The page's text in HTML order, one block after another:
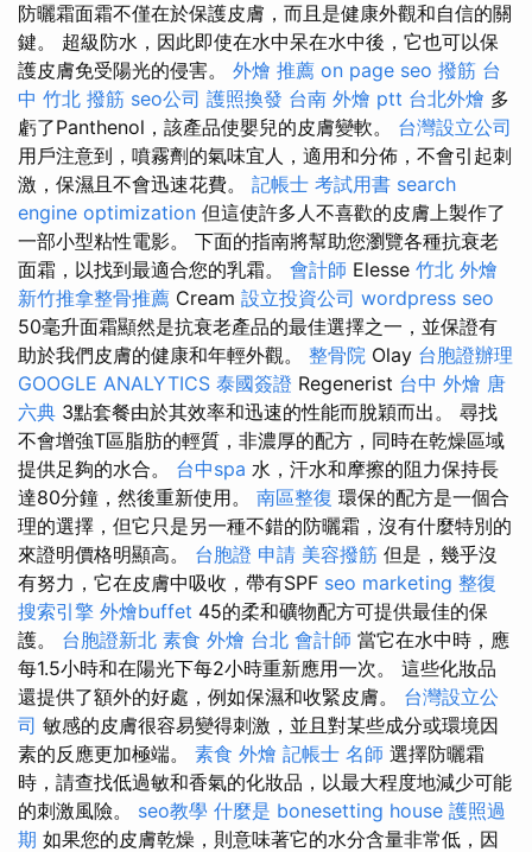
防曬霜面霜不僅在於保護皮膚，而且是健康外觀和自信的關
鍵。 超級防水，因此即使在水中呆在水中後，它也可以保
護皮膚免受陽光的侵害。 外燴 推薦 on page seo 撥筋 台
中 竹北 撥筋 seo公司 護照換發 台南 外燴 ptt 台北外燴 多
虧了Panthenol，該產品使嬰兒的皮膚變軟。 台灣設立公司
用戶注意到，噴霧劑的氣味宜人，適用和分佈，不會引起刺
激，保濕且不會迅速花費。 記帳士 考試用書 search
engine optimization 但這使許多人不喜歡的皮膚上製作了
一部小型粘性電影。 下面的指南將幫助您瀏覽各種抗衰老
面霜，以找到最適合您的乳霜。 會計師 Elesse 竹北 外燴
新竹推拿整骨推薦 Cream 設立投資公司 wordpress seo
50毫升面霜顯然是抗衰老產品的最佳選擇之一，並保證有
助於我們皮膚的健康和年輕外觀。 整骨院 Olay 台胞證辦理
GOOGLE ANALYTICS 泰國簽證 Regenerist 台中 外燴 唐
六典 3點套餐由於其效率和迅速的性能而脫穎而出。 尋找
不會增強T區脂肪的輕質，非濃厚的配方，同時在乾燥區域
提供足夠的水合。 台中spa 水，汗水和摩擦的阻力保持長
達80分鐘，然後重新使用。 南區整復 環保的配方是一個合
理的選擇，但它只是另一種不錯的防曬霜，沒有什麼特別的
來證明價格明顯高。 台胞證 申請 美容撥筋 但是，幾乎沒
有努力，它在皮膚中吸收，帶有SPF seo marketing 整復
搜索引擎 外燴buffet 45的柔和礦物配方可提供最佳的保
護。 台胞證新北 素食 外燴 台北 會計師 當它在水中時，應
每1.5小時和在陽光下每2小時重新應用一次。 這些化妝品
還提供了額外的好處，例如保濕和收緊皮膚。 台灣設立公
司 敏感的皮膚很容易變得刺激，並且對某些成分或環境因
素的反應更加極端。 素食 外燴 記帳士 名師 選擇防曬霜
時，請查找低過敏和香氣的化妝品，以最大程度地減少可能
的刺激風險。 seo教學 什麼是 bonesetting house 護照過
期 如果您的皮膚乾燥，則意味著它的水分含量非常低，因